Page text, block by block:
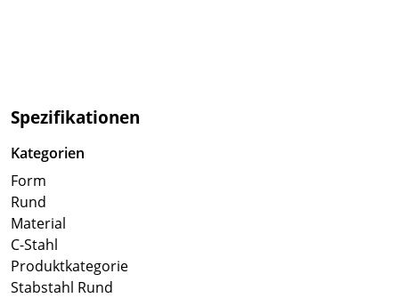
Spezifikationen
Kategorien
Form
Rund
Material
C-Stahl
Produktkategorie
Stabstahl Rund